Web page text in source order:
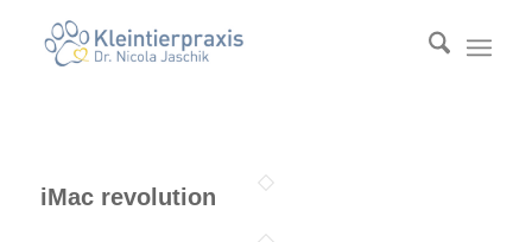
iMac revolution